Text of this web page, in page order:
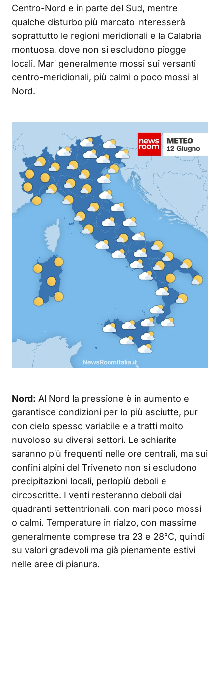
Centro-Nord e in parte del Sud, mentre
qualche disturbo più marcato interesserà
soprattutto le regioni meridionali e la Calabria
montuosa, dove non si escludono piogge
locali. Mari generalmente mossi sui versanti
centro-meridionali, più calmi o poco mossi al
Nord.
Nord: Al Nord la pressione è in aumento e
garantisce condizioni per lo più asciutte, pur
con cielo spesso variabile e a tratti molto
nuvoloso su diversi settori. Le schiarite
saranno più frequenti nelle ore centrali, ma sui
confini alpini del Triveneto non si escludono
precipitazioni locali, perlopiù deboli e
circoscritte. I venti resteranno deboli dai
quadranti settentrionali, con mari poco mossi
o calmi. Temperature in rialzo, con massime
generalmente comprese tra 23 e 28°C, quindi
su valori gradevoli ma già pienamente estivi
nelle aree di pianura.